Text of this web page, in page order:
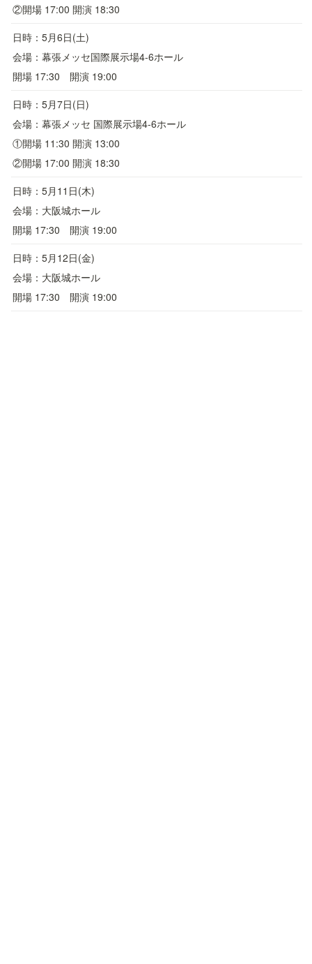
②開場 17:00 開演 18:30
日時：5月6日(土)
会場：幕張メッセ国際展示場4-6ホール
開場 17:30　開演 19:00
日時：5月7日(日)
会場：幕張メッセ 国際展示場4-6ホール
①開場 11:30 開演 13:00
②開場 17:00 開演 18:30
日時：5月11日(木)
会場：大阪城ホール
開場 17:30　開演 19:00
日時：5月12日(金)
会場：大阪城ホール
開場 17:30　開演 19:00